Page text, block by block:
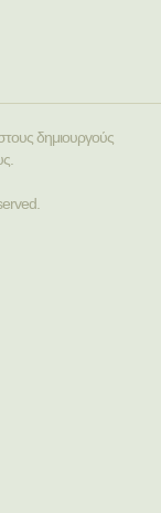
δημιουργούς